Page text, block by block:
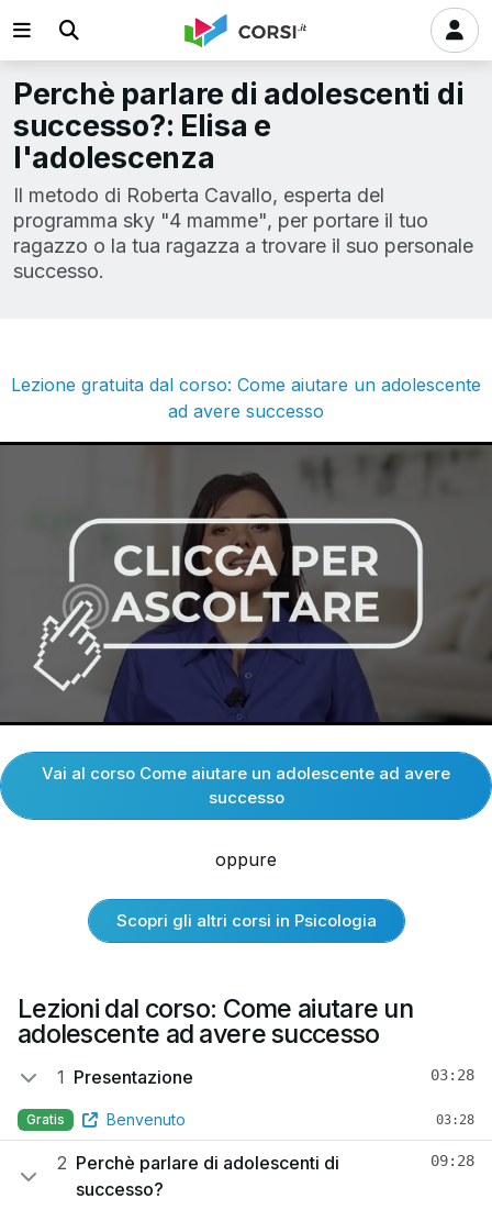
Perchè parlare di adolescenti di
successo?: Elisa e
l'adolescenza
Il metodo di Roberta Cavallo, esperta del
programma sky "4 mamme", per portare il tuo
ragazzo o la tua ragazza a trovare il suo personale
successo.
Lezione gratuita dal corso: Come aiutare un adolescente
ad avere successo
Vai al corso Come aiutare un adolescente ad avere
successo
oppure
Scopri gli altri corsi in Psicologia
Lezioni dal corso: Come aiutare un
adolescente ad avere successo
1 Presentazione 03:28
Gratis Benvenuto 03:28
2 Perchè parlare di adolescenti di
successo?
09:28